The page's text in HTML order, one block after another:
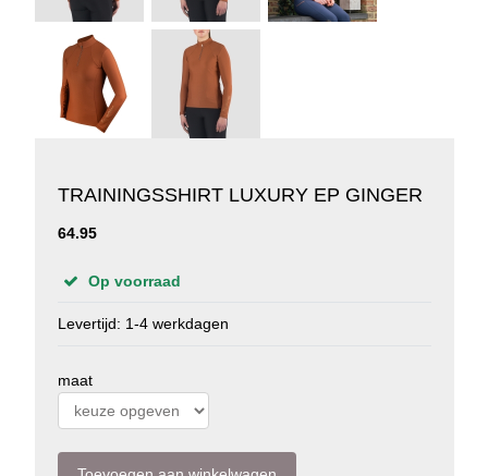
TRAININGSSHIRT LUXURY EP GINGER
64.95
Op voorraad
Levertijd: 1-4 werkdagen
maat